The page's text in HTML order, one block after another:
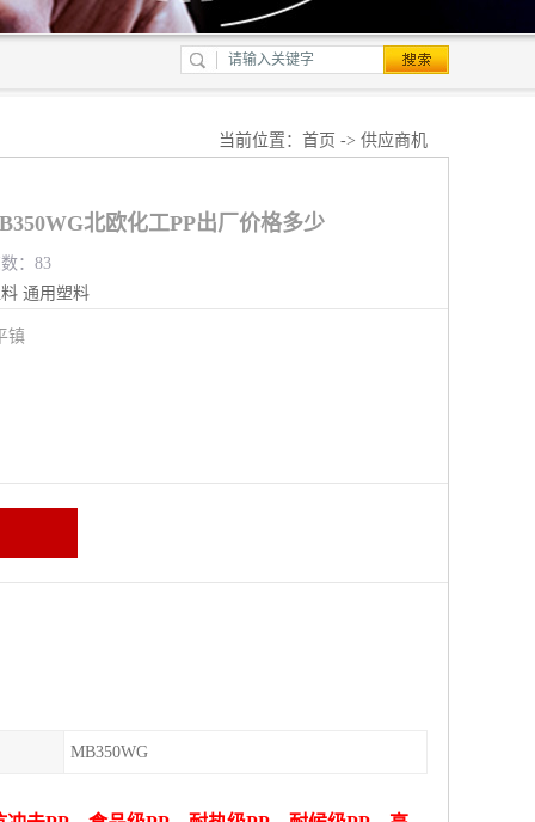
当前位置： 首页 -> 供应商机
北欧化工PP出厂价格多少
：83
通用塑料
镇
MB350WG